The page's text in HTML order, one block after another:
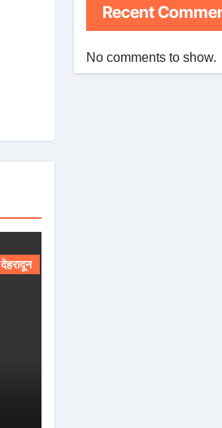
देहरादून
Recent
No comments to show.